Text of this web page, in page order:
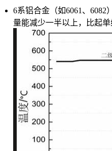
6系铝合金（如6061、
量能减少一半以上，比起